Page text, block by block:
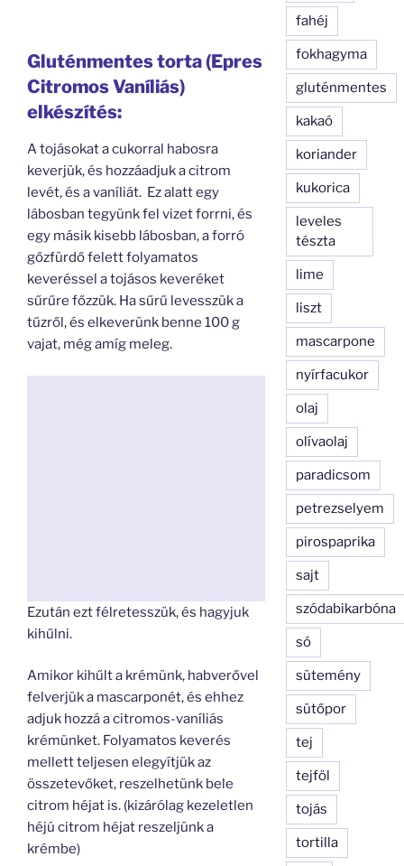
Gluténmentes torta (Epres
Citromos Vaníliás)
elkészítés:
A tojásokat a cukorral habosra
keverjük, és hozzáadjuk a citrom
levét, és a vaníliát. Ez alatt egy
lábosban tegyünk fel vizet forrni, és
egy másik kisebb lábosban, a forró
gőzfürdő felett folyamatos
keveréssel a tojásos keveréket
sűrűre főzzük. Ha sűrű levesszük a
tűzről, és elkeverünk benne 100 g
vajat, még amíg meleg.
Ezután ezt félretesszük, és hagyjuk
kihűlni.
Amikor kihűlt a krémünk, habverővel
felverjük a mascarponét, és ehhez
adjuk hozzá a citromos-vaníliás
krémünket. Folyamatos keverés
mellett teljesen elegyítjük az
összetevőket, reszelhetünk bele
citrom héjat is. (kizárólag kezeletlen
héjú citrom héjat reszeljünk a
krémbe)
fahéj
fokhagyma
gluténmentes
kakaó
koriander
kukorica
leveles
tészta
lime
liszt
mascarpone
nyírfacukor
olaj
olívaolaj
paradicsom
petrezselyem
pirospaprika
sajt
szódabikarbóna
só
sütemény
sütőpor
tej
tejföl
tojás
tortilla